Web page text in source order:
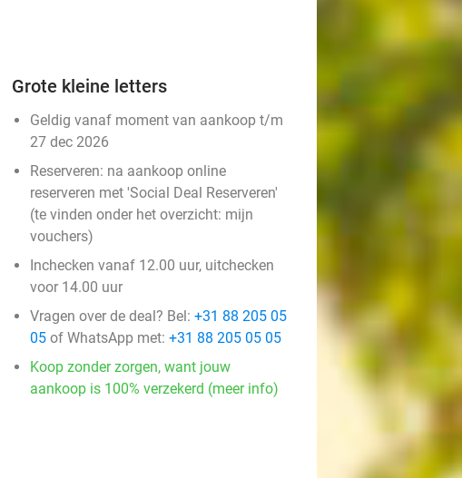
Grote kleine letters
Geldig vanaf moment van aankoop t/m
27 dec 2026
Reserveren: na aankoop online
reserveren met 'Social Deal Reserveren'
(te vinden onder het overzicht: mijn
vouchers)
Inchecken vanaf 12.00 uur, uitchecken
voor 14.00 uur
Vragen over de deal? Bel: +31 88 205 05
05 of WhatsApp met: +31 88 205 05 05
Koop zonder zorgen, want jouw
aankoop is 100% verzekerd (meer info)